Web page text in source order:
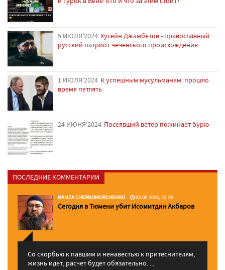
5 ИЮЛЯ'2024 Хусейн Джамбетов - православный
русский патриот чеченского происхождения
1 ИЮЛЯ'2024 К успешным мусульманам: прошло
время петлять
24 ИЮНЯ'2024 Посеявший ветер пожинает бурю
ПОСЛЕДНИЕ КОММЕНТАРИИ
HAMZA CHERNOMORCHENKO 03.06.2026, 23:29
Сегодня в Тюмени убит Исомитдин Акбаров
Со скорбью к павшим и ненавестью к притеснителям,
жизнь идет, расчет будет обязательно. ...